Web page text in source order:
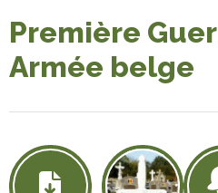
Première
Armée belge